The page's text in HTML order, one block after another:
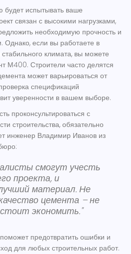
будет испытывать ваше
связан с высокими нагрузками,
необходимую прочность и
Однако, если вы работаете в
климата, вы можете
М400. Строители часто делятся
может варьироваться от
спецификаций
уверенности в вашем выборе.
проконсультироваться с
строительства, обязательно
инженер Владимир Иванов из
смогут учесть
проекта, и
материал. Не
цемента – не
экономить."
предотвратить ошибки и
для любых строительных работ.